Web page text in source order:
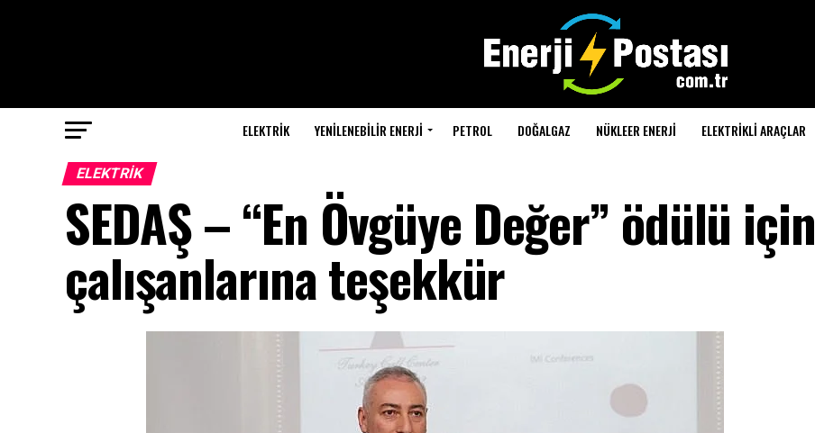
ELEKTRİK YENILENEBILIR ENERJI PETROL DOĞALGAZ NÜKLEER ENERJI ELEKTRIKLI ARAÇLAR
ELEKTRİK
SEDAŞ – “En Övgüye Değer” ödülü için
çalışanlarına teşekkür